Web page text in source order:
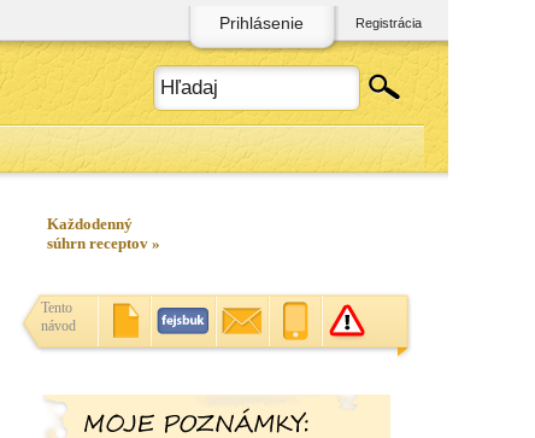
Prihlásenie Registrácia
Každodenný
súhrn receptov »
Tento
návod